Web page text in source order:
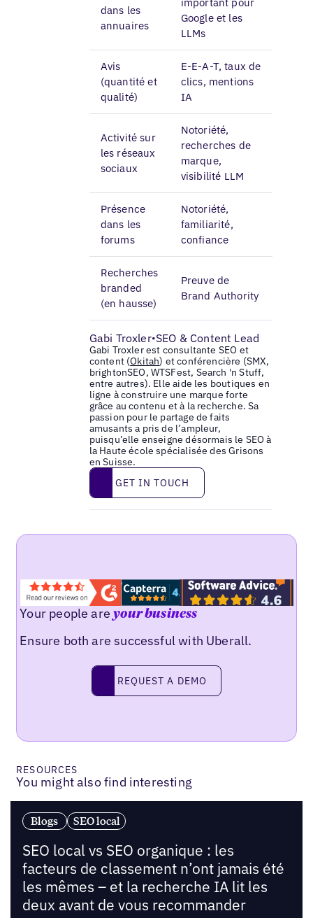
dans les
annuaires
Google et les
LLMs
Avis
(quantité et
qualité)
E-E-A-T, taux de
clics, mentions
IA
Activité sur
les réseaux
sociaux
Notoriété,
recherches de
marque,
visibilité LLM
Présence
dans les
forums
Notoriété,
familiarité,
confiance
Recherches
branded
(en hausse)
Preuve de
Brand Authority
Gabi Troxler•SEO & Content Lead
Gabi Troxler est consultante SEO et
content (Okitah) et conférencière (SMX,
brightonSEO, WTSFest, Search 'n Stuff,
entre autres). Elle aide les boutiques en
ligne à construire une marque forte
grâce au contenu et à la recherche. Sa
passion pour le partage de faits
amusants a pris de l’ampleur,
puisqu’elle enseigne désormais le SEO à
la Haute école spécialisée des Grisons
en Suisse.
Get in touch
GET IN TOUCH
Your people areyour business
Ensure both are successful with Uberall.
Request a demo
REQUEST A DEMO
RESOURCES
You might also find interesting
Blogs SEO local
SEO local vs SEO organique : les
facteurs de classement n’ont jamais été
les mêmes – et la recherche IA lit les
deux avant de vous recommander